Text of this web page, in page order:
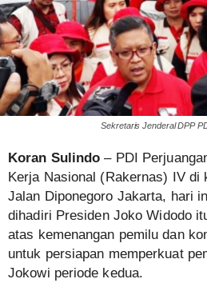
Sekretaris Jenderal DPP
Koran Sulindo – PDI
Kerja Nasional (Rakernas) IV di
Jalan Diponegoro Jakarta, hari
dihadiri Presiden Joko Widodo
atas kemenangan pemilu dan
untuk persiapan memperkuat
Jokowi periode kedua.